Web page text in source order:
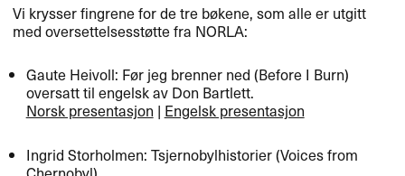
Vi krysser fingrene for de tre bøkene, som alle er utgitt
med oversettelsesstøtte fra NORLA:
Gaute Heivoll: Før jeg brenner ned (Before I Burn)
oversatt til engelsk av Don Bartlett.
Norsk presentasjon | Engelsk presentasjon
Ingrid Storholmen: Tsjernobylhistorier (Voices from